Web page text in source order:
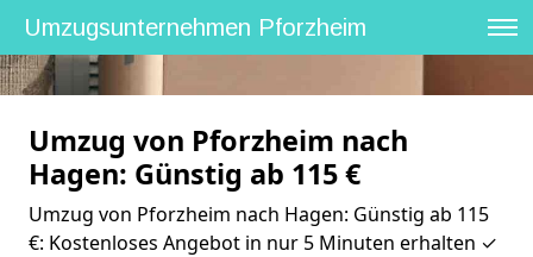
Umzugsunternehmen Pforzheim
Umzug von Pforzheim nach
Hagen: Günstig ab 115 €
Umzug von Pforzheim nach Hagen: Günstig ab 115
€: Kostenloses Angebot in nur 5 Minuten erhalten ✓